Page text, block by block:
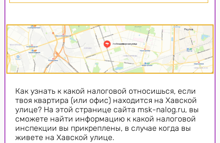
Как узнать к какой налоговой относишься, если
твоя квартира (или офис) находится на Хавской
улице? На этой странице сайта msk-nalog.ru, вы
сможете найти информацию к какой налоговой
инспекции вы прикреплены, в случае когда вы
живете на Хавской улице.